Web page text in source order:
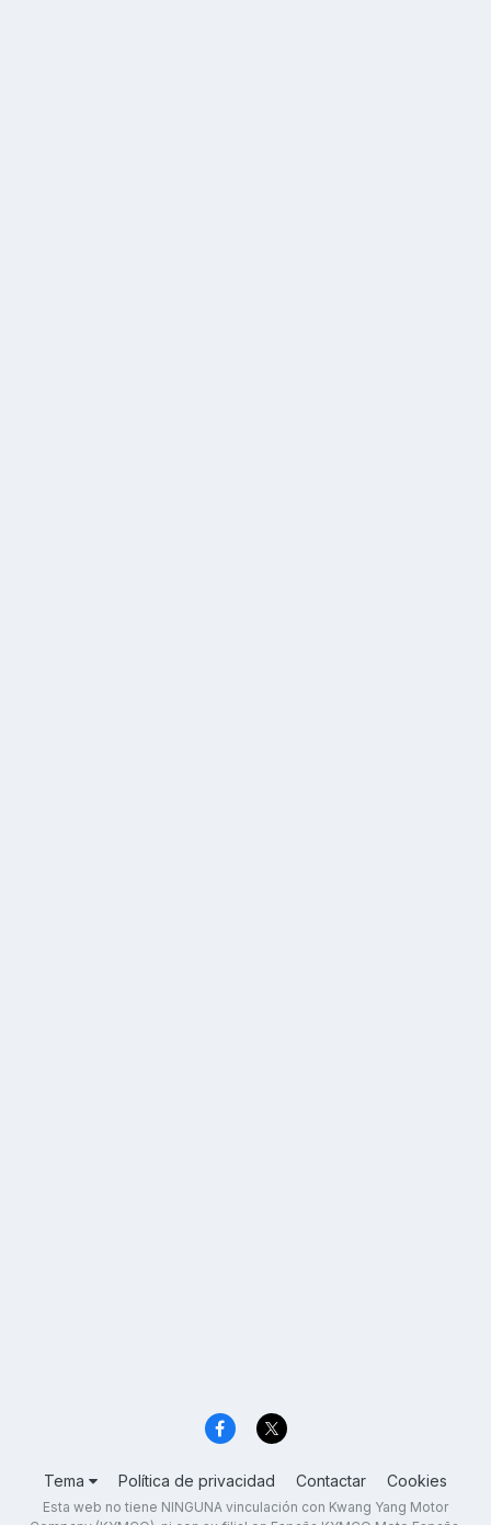
Tema Política de privacidad Contactar Cookies
Esta web no tiene NINGUNA vinculación con Kwang Yang Motor